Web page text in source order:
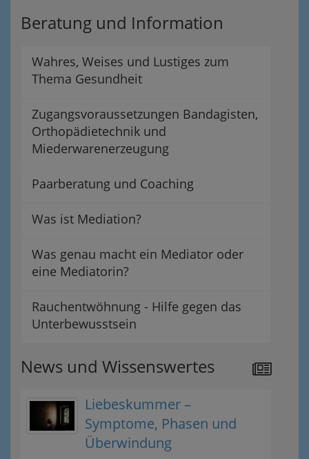
Beratung und Information
Wahres, Weises und Lustiges zum
Thema Gesundheit
Zugangsvoraussetzungen Bandagisten,
Orthopädietechnik und
Miederwarenerzeugung
Paarberatung und Coaching
Was ist Mediation?
Was genau macht ein Mediator oder
eine Mediatorin?
Rauchentwöhnung - Hilfe gegen das
Unterbewusstsein
News und Wissenswertes
Liebeskummer –
Symptome, Phasen und
Überwindung